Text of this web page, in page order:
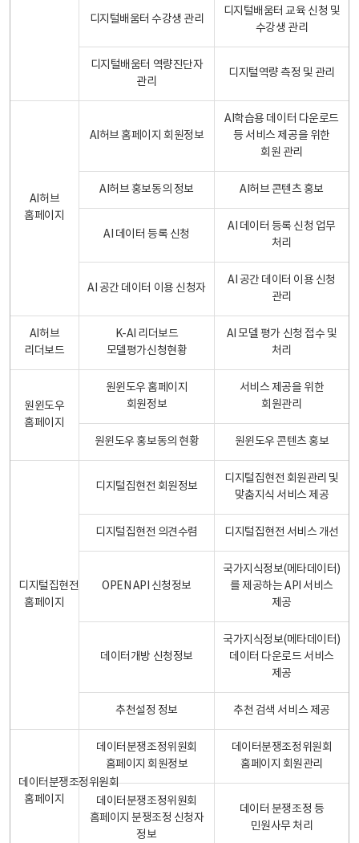
디지털배움터 수강생 관리
디지털배움터 교육 신청 및
수강생 관리
디지털배움터 역량진단자
관리
디지털역량 측정 및 관리
AI허브
홈페이지
AI허브 홈페이지 회원정보
AI학습용 데이터 다운로드
등 서비스 제공을 위한
회원 관리
AI허브 홍보동의 정보 AI허브 콘텐츠 홍보
AI 데이터 등록 신청
AI 데이터 등록 신청 업무
처리
AI 공간 데이터 이용 신청자
AI 공간 데이터 이용 신청
관리
AI허브
리더보드
K-AI 리더보드
모델평가신청현황
AI 모델 평가 신청 접수 및
처리
원윈도우
홈페이지
원윈도우 홈페이지
회원정보
서비스 제공을 위한
회원관리
원윈도우 홍보동의 현황 원윈도우 콘텐츠 홍보
디지털집현전
홈페이지
디지털집현전 회원정보
디지털집현전 회원관리 및
맞춤지식 서비스 제공
디지털집현전 의견수렴 디지털집현전 서비스 개선
OPEN API 신청정보
국가지식정보(메타데이터)
를 제공하는 API 서비스
제공
데이터개방 신청정보
국가지식정보(메타데이터)
데이터 다운로드 서비스
제공
추천설정 정보 추천 검색 서비스 제공
데이터분쟁조정위원회
홈페이지
데이터분쟁조정위원회
홈페이지 회원정보
데이터분쟁조정위원회
홈페이지 회원관리
데이터분쟁조정위원회
홈페이지 분쟁조정 신청자
정보
데이터 분쟁조정 등
민원사무 처리